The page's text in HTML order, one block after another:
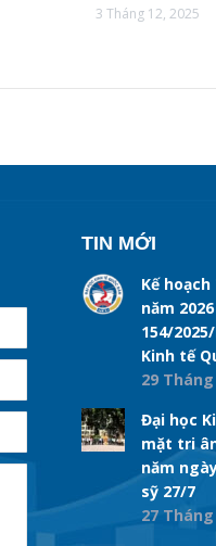
3 Tháng 12, 2025
TIN MỚI
Kế
năm
154/
Kinh tế
29 Tháng
Đại học
mặt tri
năm
sỹ 27/7
27 Tháng